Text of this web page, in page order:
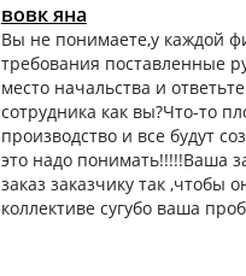
вовк яна
Вы не понимаете,у каждой
требования поставленные
место начальства и
сотрудника как вы?Что-то
производство и все будут
это надо понимать!!!!!Ваша
заказ заказчику так
коллективе сугубо ваша